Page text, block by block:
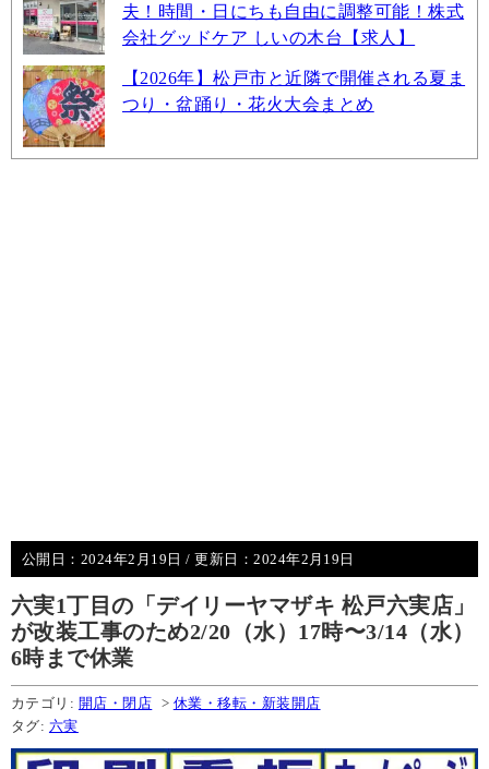
夫！時間・日にちも自由に調整可能！株式
会社グッドケア しいの木台【求人】
【2026年】松戸市と近隣で開催される夏ま
つり・盆踊り・花火大会まとめ
公開日： 2024年2月19日 / 更新日：2024年2月19日
六実1丁目の「デイリーヤマザキ 松戸六実店」
が改装工事のため2/20（水）17時〜3/14（水）
6時まで休業
カテゴリ: 開店・閉店 > 休業・移転・新装開店
タグ: 六実